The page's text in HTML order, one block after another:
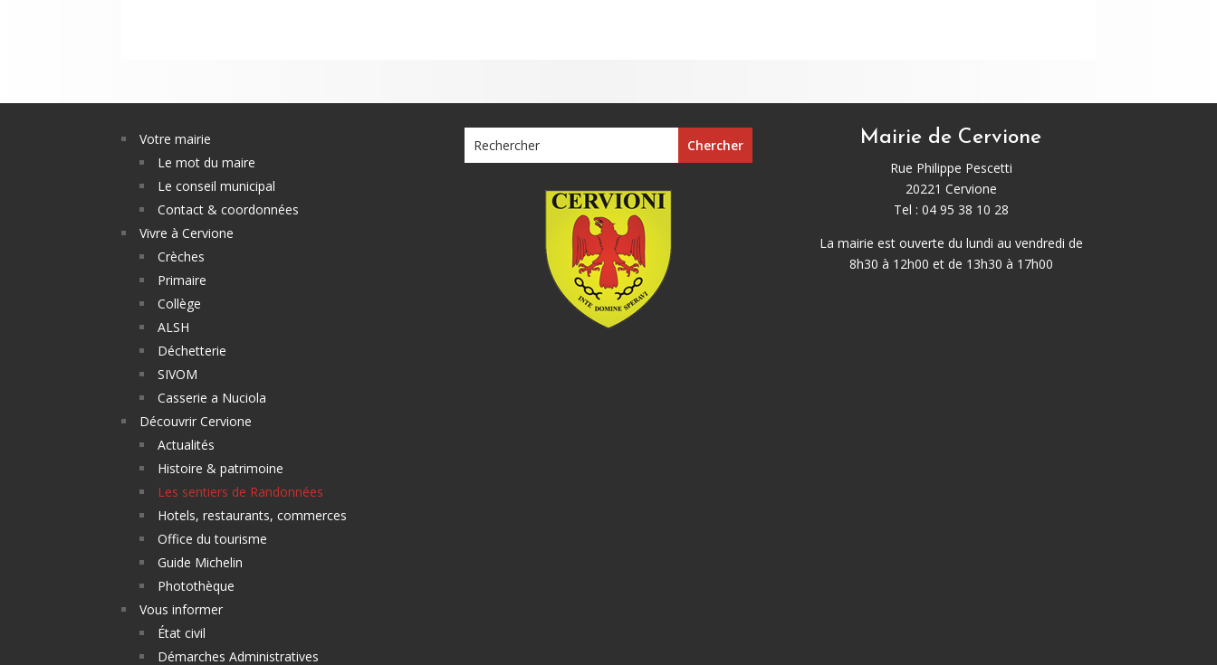
Votre mairie
Le mot du maire
Le conseil municipal
Contact & coordonnées
Vivre à Cervione
Crèches
Primaire
Collège
ALSH
Déchetterie
SIVOM
Casserie a Nuciola
Découvrir Cervione
Actualités
Histoire & patrimoine
Les sentiers de Randonnées
Hotels, restaurants, commerces
Office du tourisme
Guide Michelin
Photothèque
Vous informer
État civil
Démarches Administratives
Mairie de Cervione
Rue Philippe Pescetti
20221 Cervione
Tel : 04 95 38 10 28
La mairie est ouverte du lundi au vendredi de
8h30 à 12h00 et de 13h30 à 17h00